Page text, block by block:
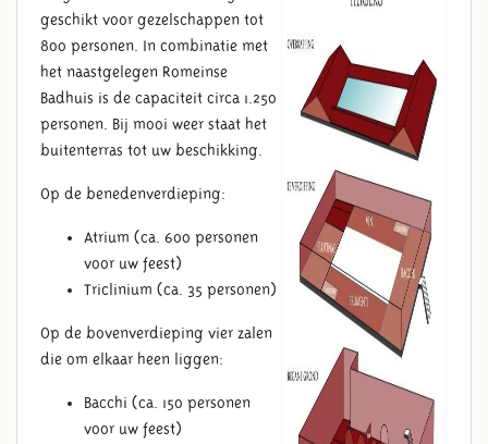
geschikt voor gezelschappen tot
800 personen. In combinatie met
het naastgelegen Romeinse
Badhuis is de capaciteit circa 1.250
personen. Bij mooi weer staat het
buitenterras tot uw beschikking.
Op de benedenverdieping:
Atrium (ca. 600 personen
voor uw feest)
Triclinium (ca. 35 personen)
Op de bovenverdieping vier zalen
die om elkaar heen liggen:
Bacchi (ca. 150 personen
voor uw feest)